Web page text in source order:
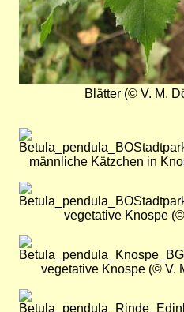
Blätter (© V. M.
Bild
männliche Kätzchen in
Bild
vegetative Knospe
Bild
vegetative Knospe (© V.
Bild